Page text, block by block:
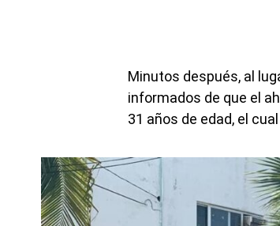
Minutos después, al
informados de que el
31 años de edad, el